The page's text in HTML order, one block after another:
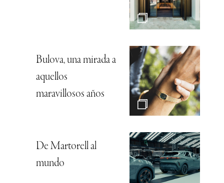
Bulova, una mirada a
aquellos
maravillosos años
De Martorell al
mundo